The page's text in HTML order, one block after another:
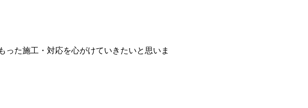
った施工・対応を心がけていきたいと思いま